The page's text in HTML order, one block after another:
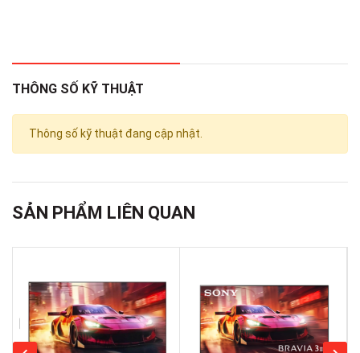
webOS 25
Chất liệu chân đế:
Vỏ nhựa lõi kim loại
Chất liệu viền tivi:
Nhựa
Việt Nam
Năm ra mắt:
THÔNG SỐ KỸ THUẬT
Thông số kỹ thuật đang cập nhật.
SẢN PHẨM LIÊN QUAN